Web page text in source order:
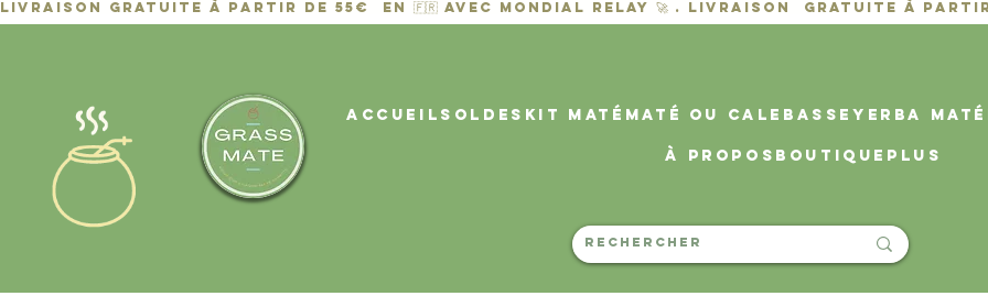
ACCUEIL Soldes KIT MATÉ MATÉ OU CALEBASSE YERBA MATÉ
À propos Boutique PLUS